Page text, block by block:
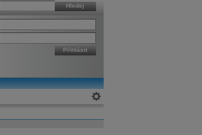
Hledej
Přihlásit